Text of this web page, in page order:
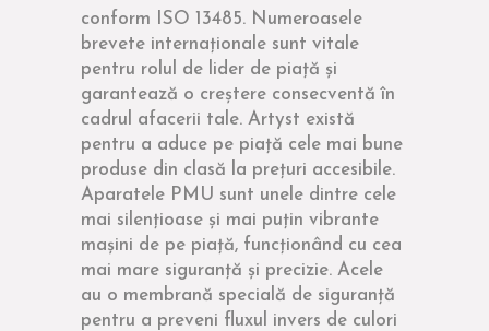
conform ISO 13485. Numeroasele
brevete internaționale sunt vitale
pentru rolul de lider de piață și
garantează o creștere consecventă în
cadrul afacerii tale. Artyst există
pentru a aduce pe piață cele mai bune
produse din clasă la prețuri accesibile.
Aparatele PMU sunt unele dintre cele
mai silențioase și mai puțin vibrante
mașini de pe piață, funcționând cu cea
mai mare siguranță și precizie. Acele
au o membrană specială de siguranță
pentru a preveni fluxul invers de culori